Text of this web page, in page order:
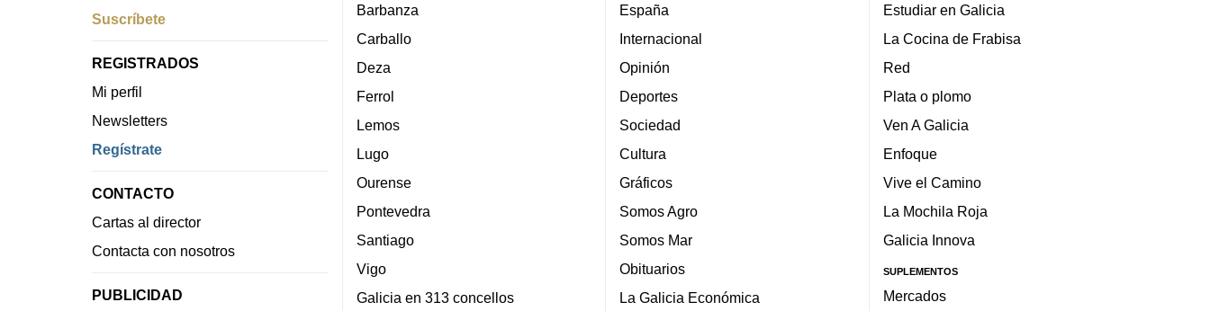
Suscríbete
REGISTRADOS
Mi perfil
Newsletters
Regístrate
CONTACTO
Cartas al director
Contacta con nosotros
PUBLICIDAD
Barbanza
Carballo
Deza
Ferrol
Lemos
Lugo
Ourense
Pontevedra
Santiago
Vigo
Galicia en 313 concellos
España
Internacional
Opinión
Deportes
Sociedad
Cultura
Gráficos
Somos Agro
Somos Mar
Obituarios
La Galicia Económica
Estudiar en Galicia
La Cocina de Frabisa
Red
Plata o plomo
Ven A Galicia
Enfoque
Vive el Camino
La Mochila Roja
Galicia Innova
SUPLEMENTOS
Mercados